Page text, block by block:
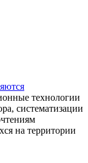
технологии
систематизации
на территории